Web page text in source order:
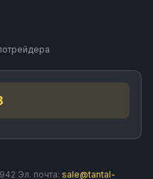
Эл. почта: sale@tantal-